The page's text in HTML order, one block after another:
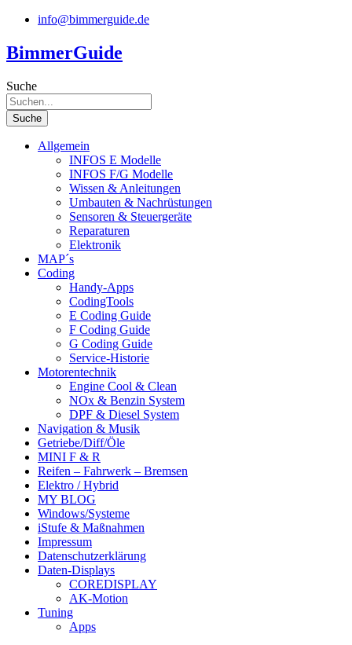
Zum
springen
info@bimmerguide.de
BimmerGuide
Suche
Suche
Allgemein
INFOS E Modelle
INFOS F/G Modelle
Wissen & Anleitungen
Umbauten & Nachrüstungen
Sensoren & Steuergeräte
Reparaturen
Elektronik
MAP´s
Coding
Handy-Apps
CodingTools
E Coding Guide
F Coding Guide
G Coding Guide
Service-Historie
Motorentechnik
Engine Cool & Clean
NOx & Benzin System
DPF & Diesel System
Navigation & Musik
Getriebe/Diff/Öle
MINI F & R
Reifen – Fahrwerk – Bremsen
Elektro / Hybrid
MY BLOG
Windows/Systeme
iStufe & Maßnahmen
Impressum
Datenschutzerklärung
Daten-Displays
COREDISPLAY
AK-Motion
Tuning
Apps